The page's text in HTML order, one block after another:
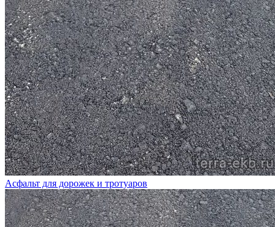
Асфальт для дорожек и тротуаров